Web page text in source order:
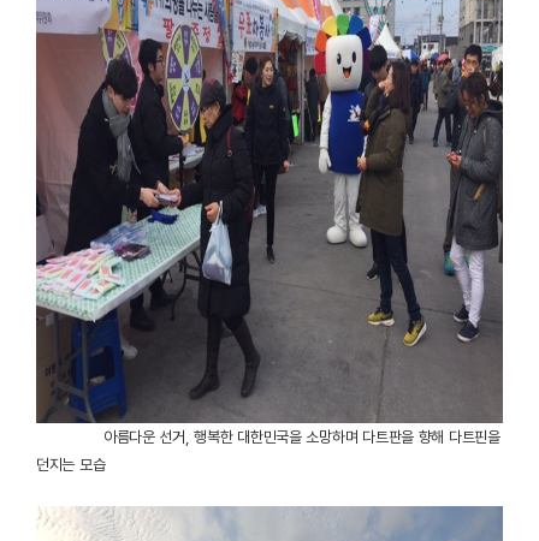
아름다운 선거, 행복한 대한민국을 소망하며 다트판을 향해 다트핀을
던지는 모습